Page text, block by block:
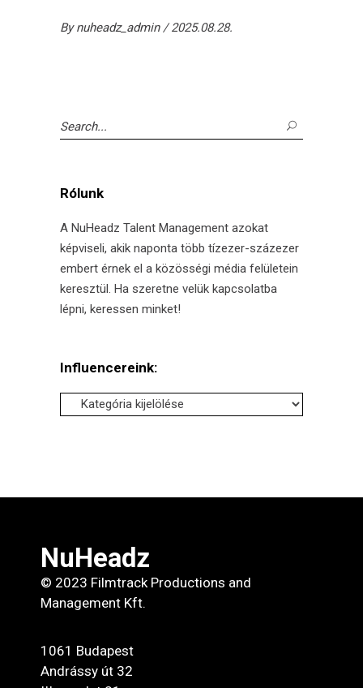
Bynuheadz_admin 2025.08.28.
Search
for:
Rólunk
A NuHeadz Talent Management azokat
képviseli, akik naponta több tízezer-százezer
embert érnek el a közösségi média felületein
keresztül. Ha szeretne velük kapcsolatba
lépni, keressen minket!
Influencereink:
Influencereink:
NuHeadz
© 2023 Filmtrack Productions and
Management Kft.
1061 Budapest
Andrássy út 32